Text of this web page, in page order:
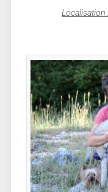
Localisation